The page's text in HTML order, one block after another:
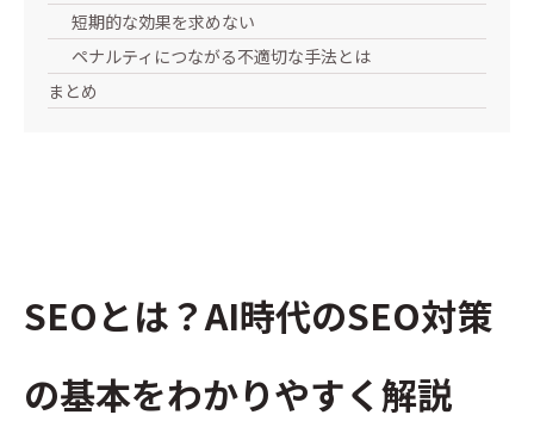
短期的な効果を求めない
ペナルティにつながる不適切な手法とは
まとめ
SEOとは？AI時代のSEO対策
の基本をわかりやすく解説